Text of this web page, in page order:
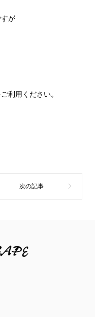
が
利用ください。